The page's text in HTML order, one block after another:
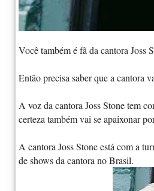
Você também é fã da cantora Joss
Então precisa saber que a cantora
A voz da cantora Joss Stone tem
certeza também vai se apaixonar
A cantora Joss Stone está com a
de shows da cantora no Brasil.